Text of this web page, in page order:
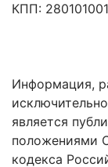
КПП: 280101001
Информация,
является
положениями
кодекса